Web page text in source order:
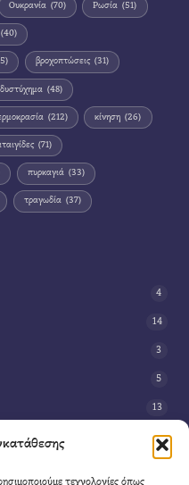
τεχνολογίες όπως
Ουκρανία (70) Ρωσία (51)
(40)
βροχοπτώσεις (31)
δυστύχημα (48)
(212) κίνηση (26)
(71)
πυρκαγιά (33)
τραγωδία (37)
4
14
3
5
13
42